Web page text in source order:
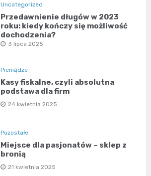
Uncategorized
Przedawnienie długów w 2023
roku: kiedy kończy się możliwość
dochodzenia?
3 lipca 2025
Pieniądze
Kasy fiskalne, czyli absolutna
podstawa dla firm
24 kwietnia 2025
Pozostałe
Miejsce dla pasjonatów – sklep z
bronią
21 kwietnia 2025